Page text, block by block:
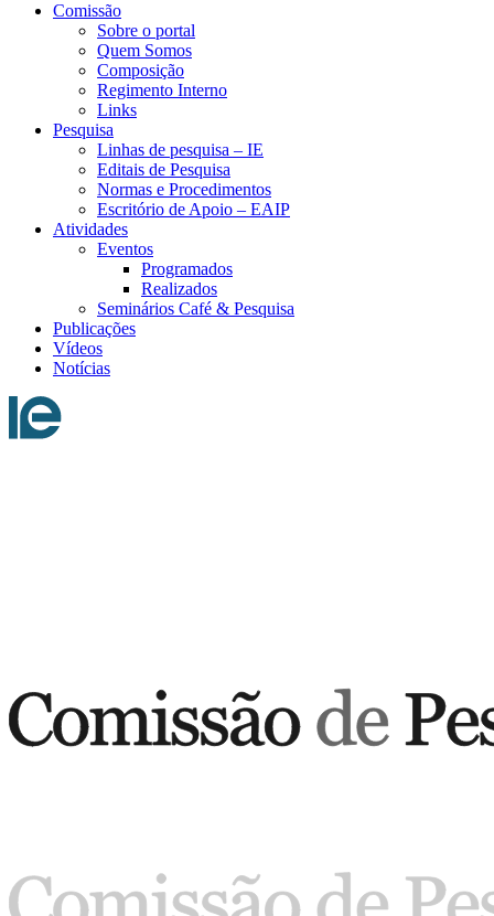
Comissão
Sobre o portal
Quem Somos
Composição
Regimento Interno
Links
Pesquisa
Linhas de pesquisa – IE
Editais de Pesquisa
Normas e Procedimentos
Escritório de Apoio – EAIP
Atividades
Eventos
Programados
Realizados
Seminários Café & Pesquisa
Publicações
Vídeos
Notícias